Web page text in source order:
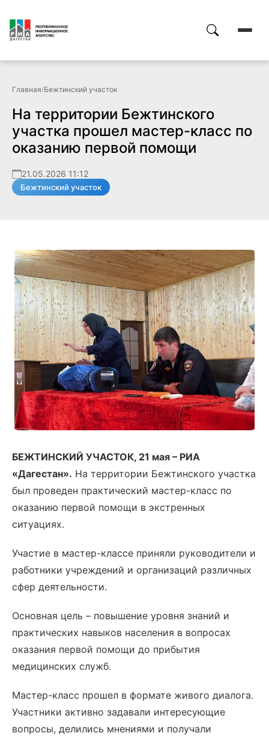
Главная/Бежтинский участок
На территории Бежтинского
участка прошел мастер-класс по
оказанию первой помощи
21.05.2026 11:12
Бежтинский участок
БЕЖТИНСКИЙ УЧАСТОК, 21 мая – РИА
«Дагестан». На территории Бежтинского участка
был проведен практический мастер-класс по
оказанию первой помощи в экстренных
ситуациях.
Участие в мастер-классе приняли руководители и
работники учреждений и организаций различных
сфер деятельности.
Основная цель – повышение уровня знаний и
практических навыков населения в вопросах
оказания первой помощи до прибытия
медицинских служб.
Мастер-класс прошел в формате живого диалога.
Участники активно задавали интересующие
вопросы, делились мнениями и получали